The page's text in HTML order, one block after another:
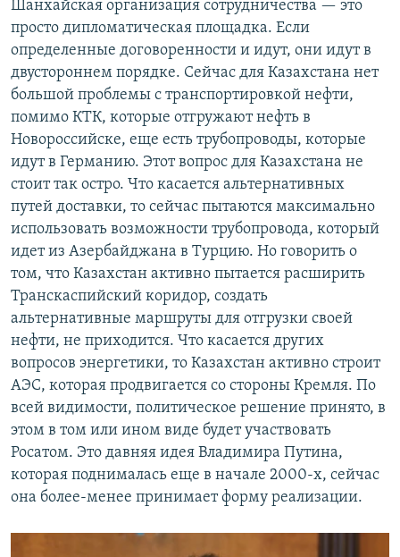
Шанхайская организация сотрудничества — это
просто дипломатическая площадка. Если
определенные договоренности и идут, они идут в
двустороннем порядке. Сейчас для Казахстана нет
большой проблемы с транспортировкой нефти,
помимо КТК, которые отгружают нефть в
Новороссийске, еще есть трубопроводы, которые
идут в Германию. Этот вопрос для Казахстана не
стоит так остро. Что касается альтернативных
путей доставки, то сейчас пытаются максимально
использовать возможности трубопровода, который
идет из Азербайджана в Турцию. Но говорить о
том, что Казахстан активно пытается расширить
Транскаспийский коридор, создать
альтернативные маршруты для отгрузки своей
нефти, не приходится. Что касается других
вопросов энергетики, то Казахстан активно строит
АЭС, которая продвигается со стороны Кремля. По
всей видимости, политическое решение принято, в
этом в том или ином виде будет участвовать
Росатом. Это давняя идея Владимира Путина,
которая поднималась еще в начале 2000-х, сейчас
она более-менее принимает форму реализации.